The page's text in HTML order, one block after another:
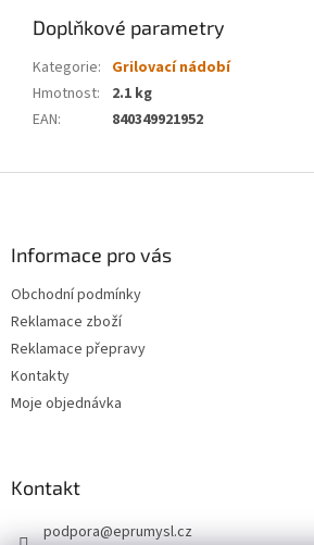
Doplňkové parametry
Kategorie: Grilovací nádobí
Hmotnost:
2.1 kg
EAN: 840349921952
Informace pro vás
Obchodní podmínky
Reklamace zboží
Reklamace přepravy
Kontakty
Moje objednávka
Kontakt
podpora@eprumysl.cz